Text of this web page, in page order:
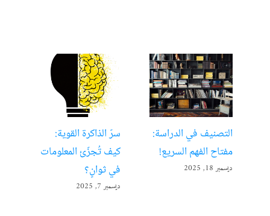
التصنيف في الدراسة:
مفتاح الفهم السريع!
ديسمبر 18, 2025
سرّ الذاكرة القوية:
كيف تُجزّئ المعلومات
في ثوانٍ؟
ديسمبر 7, 2025